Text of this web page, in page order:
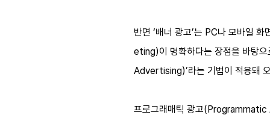
반면 ‘배너 광고’는 PC나 모바일
eting)이 명확하다는 장점을 바탕
Advertising)’라는 기법이 적용돼
프로그래매틱 광고(Programmatic